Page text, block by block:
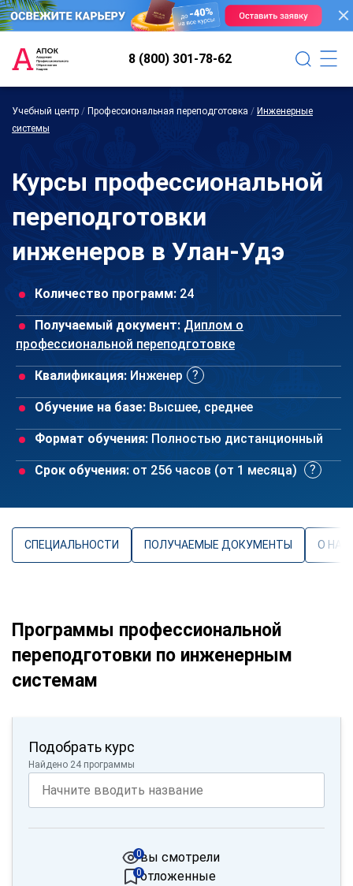
8 (800) 301-78-62
Учебный центр / Профессиональная переподготовка / Инженерные
системы
Курсы профессиональной
переподготовки
инженеров в Улан-Удэ
Количество программ: 24
Получаемый документ: Диплом о
профессиональной переподготовке
Квалификация: Инженер
Обучение на базе: Высшее, среднее
Формат обучения: Полностью дистанционный
Срок обучения: от 256 часов (от 1 месяца)
СПЕЦИАЛЬНОСТИ ПОЛУЧАЕМЫЕ ДОКУМЕНТЫ О
Программы профессиональной
переподготовки по инженерным
системам
Подобрать курс
Найдено 24 программы
вы смотрели
0
отложенные
0